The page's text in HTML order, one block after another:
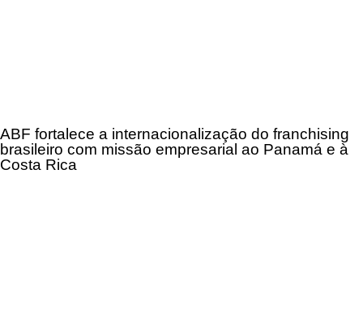
ABF fortalece a internacionalização do franchising
brasileiro com missão empresarial ao Panamá e à
Costa Rica